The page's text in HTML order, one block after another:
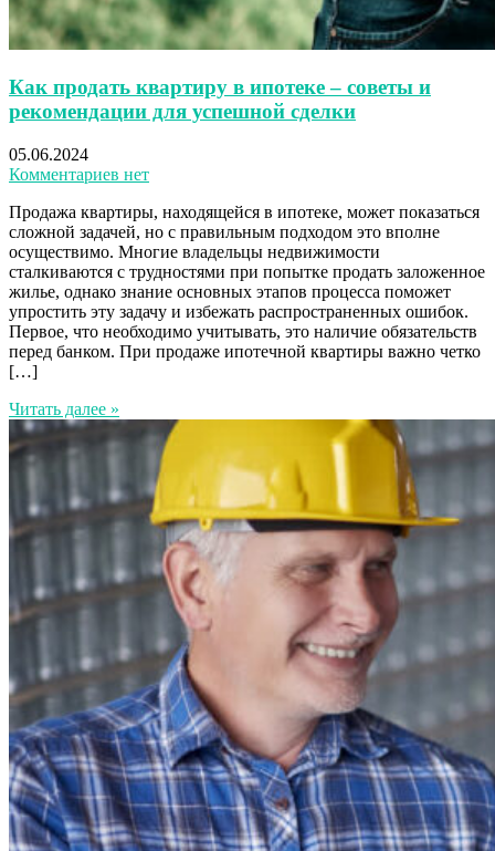
Как продать квартиру в ипотеке – советы и
рекомендации для успешной сделки
05.06.2024
Комментариев нет
Продажа квартиры, находящейся в ипотеке, может показаться
сложной задачей, но с правильным подходом это вполне
осуществимо. Многие владельцы недвижимости
сталкиваются с трудностями при попытке продать заложенное
жилье, однако знание основных этапов процесса поможет
упростить эту задачу и избежать распространенных ошибок.
Первое, что необходимо учитывать, это наличие обязательств
перед банком. При продаже ипотечной квартиры важно четко
[…]
Читать далее »